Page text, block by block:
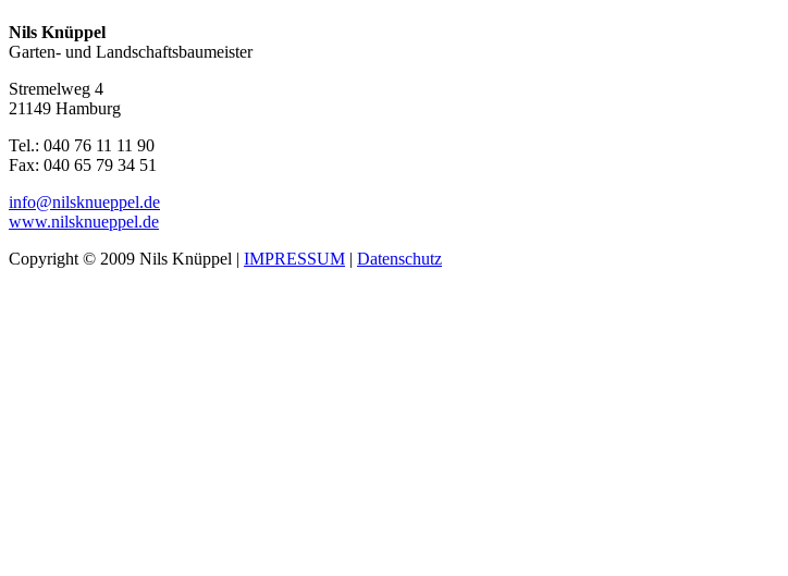
Nils Knüppel
Garten- und Landschaftsbaumeister
Stremelweg 4
21149 Hamburg
Tel.: 040 76 11 11 90
Fax: 040 65 79 34 51
info@nilsknueppel.de
www.nilsknueppel.de
Copyright © 2009 Nils Knüppel | IMPRESSUM | Datenschutz